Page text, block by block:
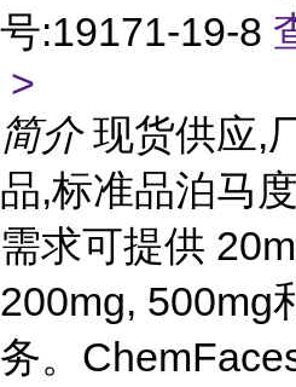
号:19171-19-8
>
简介 现货供应,
品,标准品泊马
需求可提供
200mg, 500mg
务。